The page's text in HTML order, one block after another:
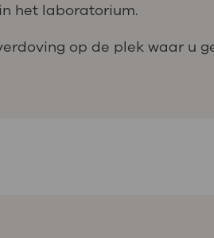
het laboratorium.
op de plek waar u